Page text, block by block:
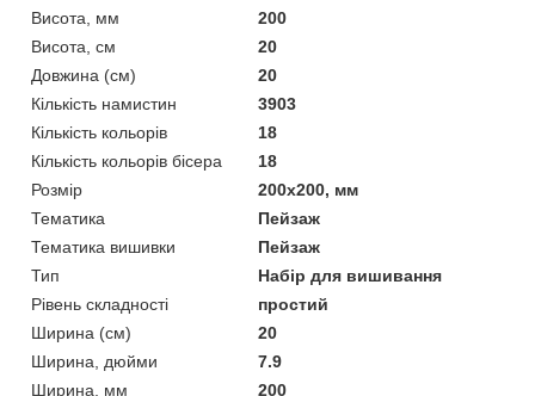
Висота, мм
200
Висота, см
20
Довжина (см)
20
Кількість намистин
3903
Кількість кольорів
18
Кількість кольорів бісера
18
Розмір
200x200, мм
Тематика
Пейзаж
Тематика вишивки
Пейзаж
Тип
Набір для вишивання
Рівень складності
простий
Ширина (см)
20
Ширина, дюйми
7.9
Ширина, мм
200